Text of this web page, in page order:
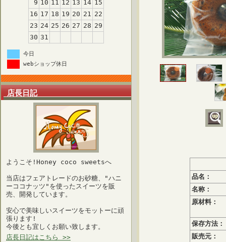
9 10 11 12 13 14 15
16 17 18 19 20 21 22
23 24 25 26 27 28 29
30 31
今日
webショップ休日
店長日記
ようこそ!Honey coco sweetsへ
当店はフェアトレードのお砂糖、"ハニ
ーココナッツ"を使ったスイーツを販
売、開発しています。
安心で美味しいスイーツをモットーに頑
張ります!
今後とも宜しくお願い致します。
店長日記はこちら >>
品名：
名称：
原材料：
保存方法：
販売元：